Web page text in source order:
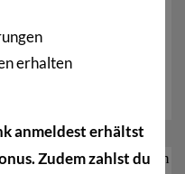
September letzten
hatte und das erste
erhalten
anmeldest erhältst
Zudem zahlst du